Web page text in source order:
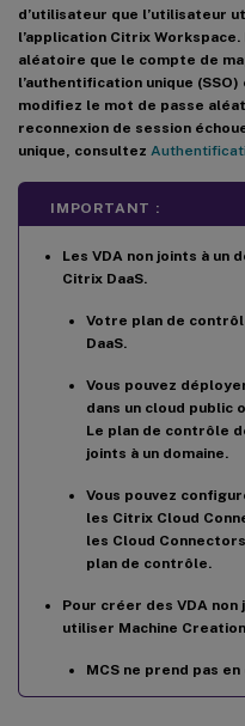
d’utilisateur que l’utilisateur
l’application Citrix
aléatoire que le compte de
l’authentification unique
modifiez le mot de passe
reconnexion de session
unique, consultez
IMPORTANT :
Les VDA non joints à un
Citrix DaaS.
Votre plan de
DaaS.
Vous pouvez
dans un cloud public
Le plan de contrôle
joints à un domaine.
Vous pouvez
les Citrix Cloud
les Cloud
plan de contrôle.
Pour créer des VDA non
utiliser Machine
MCS ne prend pas